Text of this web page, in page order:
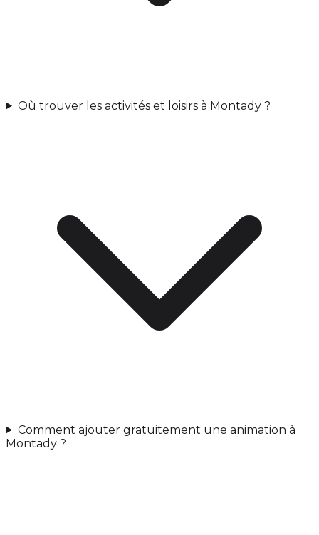
Où trouver les activités et loisirs à Montady ?
Comment ajouter gratuitement une animation à
Montady ?